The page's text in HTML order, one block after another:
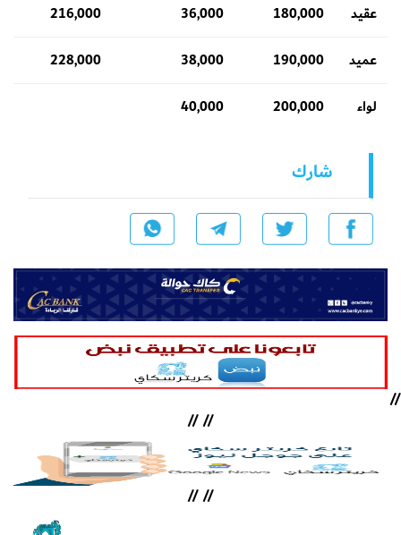
عقيد
180,000
36,000
216,000
عميد
190,000
38,000
228,000
لواء
200,000
40,000
شارك
//
//
//
//
//